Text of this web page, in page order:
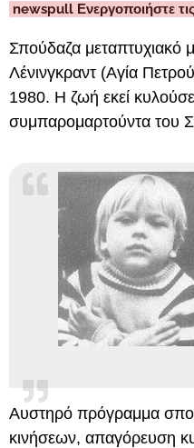
newspull Ενεργοποιήστε
Σπούδαζα μεταπτυχιακό
Λένινγκραντ (Αγία
1980. Η ζωή εκεί
συμπαρομαρτούντα του
Αυστηρό πρόγραμμα
κινήσεων, απαγόρευση